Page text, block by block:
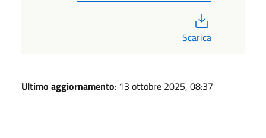
Scarica
Ultimo aggiornamento: 13 ottobre 2025, 08:37